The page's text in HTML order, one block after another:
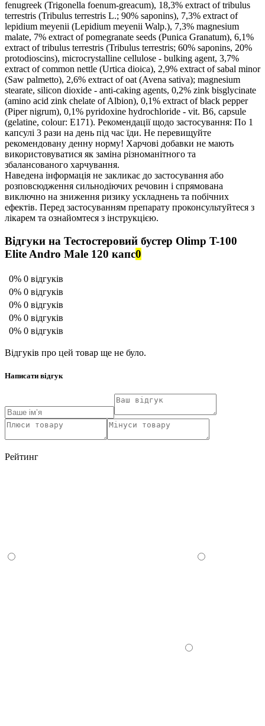
fenugreek (Trigonella foenum-greacum), 18,3% extract of tribulus
terrestris (Tribulus terrestris L.; 90% saponins), 7,3% extract of
lepidium meyenii (Lepidium meyenii Walp.), 7,3% magnesium
malate, 7% extract of pomegranate seeds (Punica Granatum), 6,1%
extract of tribulus terrestris (Tribulus terrestris; 60% saponins, 20%
protodioscins), microcrystalline cellulose - bulking agent, 3,7%
extract of common nettle (Urtica dioica), 2,9% extract of sabal minor
(Saw palmetto), 2,6% extract of oat (Avena sativa); magnesium
stearate, silicon dioxide - anti-caking agents, 0,2% zink bisglycinate
(amino acid zink chelate of Albion), 0,1% extract of black pepper
(Piper nigrum), 0,1% pyridoxine hydrochloride - vit. B6, capsule
(gelatine, colour: E171). Рекомендації щодо застосування: По 1
капсулі 3 рази на день під час їди. Не перевищуйте
рекомендовану денну норму! Харчові добавки не мають
використовуватися як заміна різноманітного та
збалансованого харчування.
Наведена інформація не закликає до застосування або
розповсюдження сильнодіючих речовин і спрямована
виключно на зниження ризику ускладнень та побічних
ефектів. Перед застосуванням препарату проконсультуйтеся з
лікарем та ознайомтеся з інструкцією.
Відгуки на Тестостеровий бустер Olimp T-100
Elite Andro Male 120 капс0
0% 0 відгуків
0% 0 відгуків
0% 0 відгуків
0% 0 відгуків
0% 0 відгуків
Відгуків про цей товар ще не було.
Написати відгук
Рейтинг